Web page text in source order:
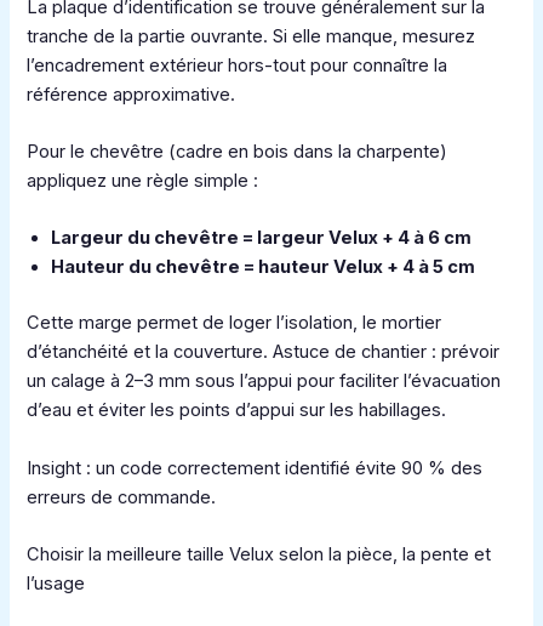
La plaque d’identification se trouve généralement sur la
tranche de la partie ouvrante. Si elle manque, mesurez
l’encadrement extérieur hors-tout pour connaître la
référence approximative.
Pour le chevêtre (cadre en bois dans la charpente)
appliquez une règle simple :
Largeur du chevêtre = largeur Velux + 4 à 6 cm
Hauteur du chevêtre = hauteur Velux + 4 à 5 cm
Cette marge permet de loger l’isolation, le mortier
d’étanchéité et la couverture. Astuce de chantier : prévoir
un calage à 2–3 mm sous l’appui pour faciliter l’évacuation
d’eau et éviter les points d’appui sur les habillages.
Insight : un code correctement identifié évite 90 % des
erreurs de commande.
Choisir la meilleure taille Velux selon la pièce, la pente et
l’usage